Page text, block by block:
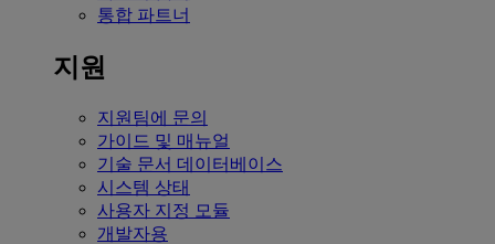
통합 파트너
지원
지원팀에 문의
가이드 및 매뉴얼
기술 문서 데이터베이스
시스템 상태
사용자 지정 모듈
개발자용